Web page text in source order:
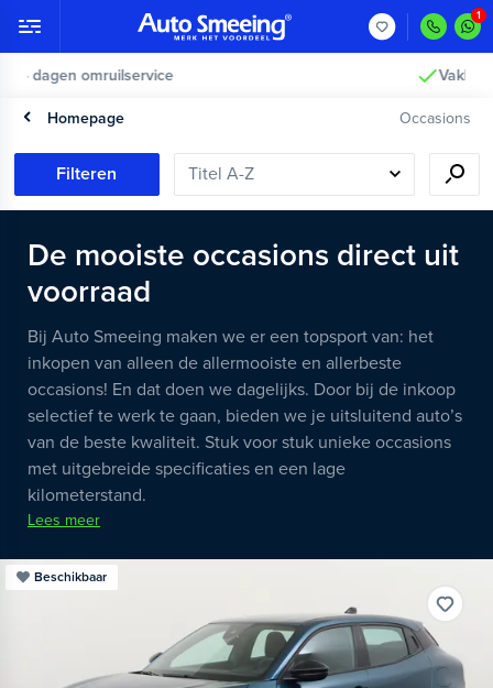
Vakkundig gecontroleerd >
Homepage Occasions
Filteren
De mooiste occasions direct uit
voorraad
Bij Auto Smeeing maken we er een topsport van: het
inkopen van alleen de allermooiste en allerbeste
occasions! En dat doen we dagelijks. Door bij de inkoop
selectief te werk te gaan, bieden we je uitsluitend auto’s
van de beste kwaliteit. Stuk voor stuk unieke occasions
met uitgebreide specificaties en een lage
kilometerstand.
Lees meer
Beschikbaar